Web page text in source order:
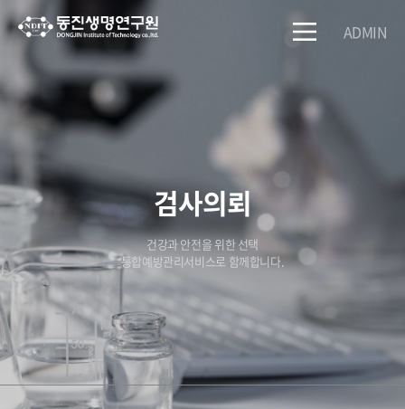
ADMIN
검사의뢰
건강과 안전을 위한 선택
통합예방관리서비스로 함께합니다.